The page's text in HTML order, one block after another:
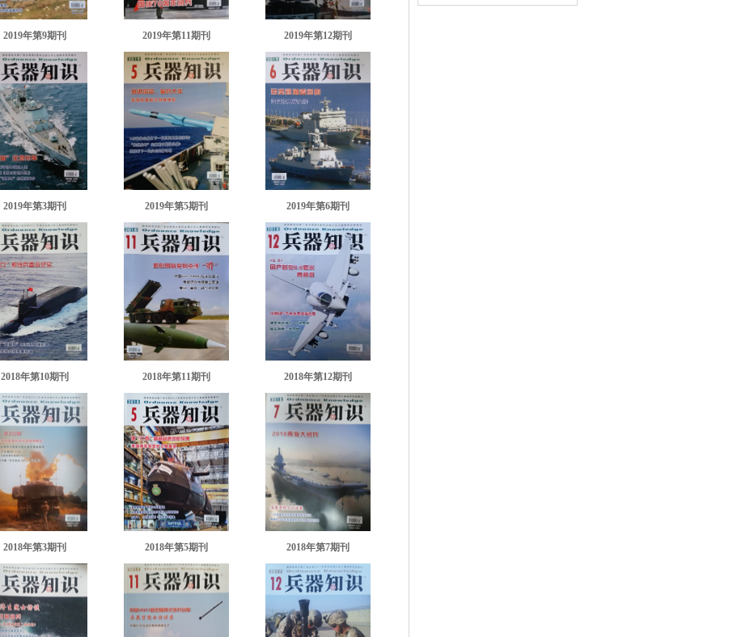
2019年第9期刊 2019年第11期刊 2019年第12期刊
2019年第3期刊 2019年第5期刊 2019年第6期刊
2018年第10期刊 2018年第11期刊 2018年第12期刊
2018年第3期刊 2018年第5期刊 2018年第7期刊